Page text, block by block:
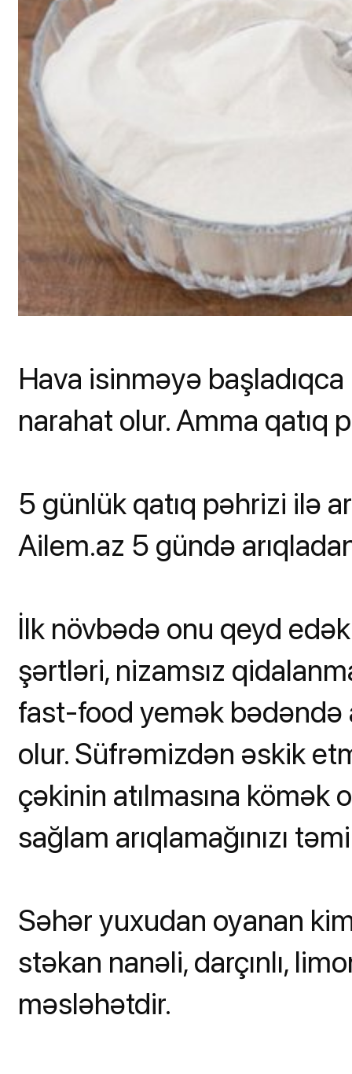
Hava isinməyə
narahat olur. Amma qatıq
5 günlük qatıq pəhrizi ilə
Ailem.az 5 gündə
İlk növbədə onu qeyd
şərtləri, nizamsız
fast-food yemək bədəndə
olur. Süfrəmizdən əskik
çəkinin atılmasına kömək
sağlam arıqlamağınızı
Səhər yuxudan oyanan
stəkan nanəli, darçınlı,
məsləhətdir.